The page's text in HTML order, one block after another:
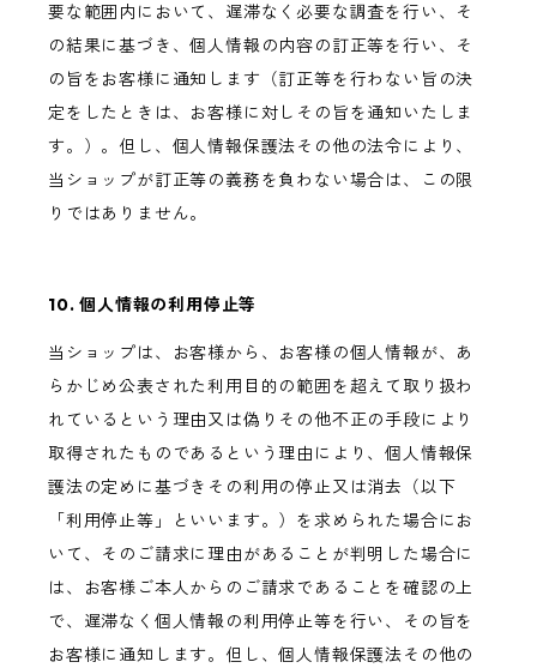
要な範囲内において、遅滞なく必要な調査を行い、そ
の結果に基づき、個人情報の内容の訂正等を行い、そ
の旨をお客様に通知します（訂正等を行わない旨の決
定をしたときは、お客様に対しその旨を通知いたしま
す。）。但し、個人情報保護法その他の法令により、
当ショップが訂正等の義務を負わない場合は、この限
りではありません。
10. 個人情報の利用停止等
当ショップは、お客様から、お客様の個人情報が、あ
らかじめ公表された利用目的の範囲を超えて取り扱わ
れているという理由又は偽りその他不正の手段により
取得されたものであるという理由により、個人情報保
護法の定めに基づきその利用の停止又は消去（以下
「利用停止等」といいます。）を求められた場合にお
いて、そのご請求に理由があることが判明した場合に
は、お客様ご本人からのご請求であることを確認の上
で、遅滞なく個人情報の利用停止等を行い、その旨を
お客様に通知します。但し、個人情報保護法その他の